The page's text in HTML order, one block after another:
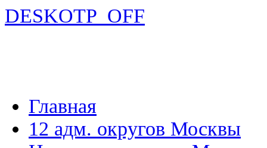
DESKOTP_OFF
Главная
12 адм. округов Москвы